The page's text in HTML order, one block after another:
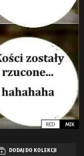
DODAJ DO KOLEKCJI